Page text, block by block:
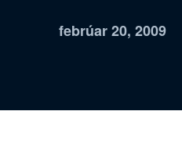
febrúar 20, 2009